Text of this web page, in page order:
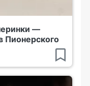
—
Пионерского